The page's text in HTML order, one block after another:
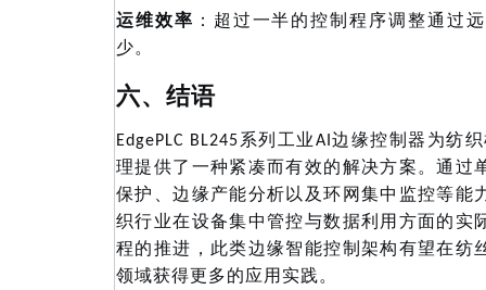
运维效率 ：超过一半的控制程序调整通过
少。
六、结语
EdgePLC BL245系列工业AI边缘控制器为纺
理提供了一种紧凑而有效的解决方案。通过
保护、边缘产能分析以及环网集中监控等能
织行业在设备集中管控与数据利用方面的实
程的推进，此类边缘智能控制架构有望在纺
领域获得更多的应用实践。